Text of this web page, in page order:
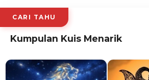
CARI TAHU
Kumpulan Kuis Menarik